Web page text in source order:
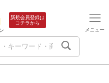
新規会員登録は
コチラから
メニュー